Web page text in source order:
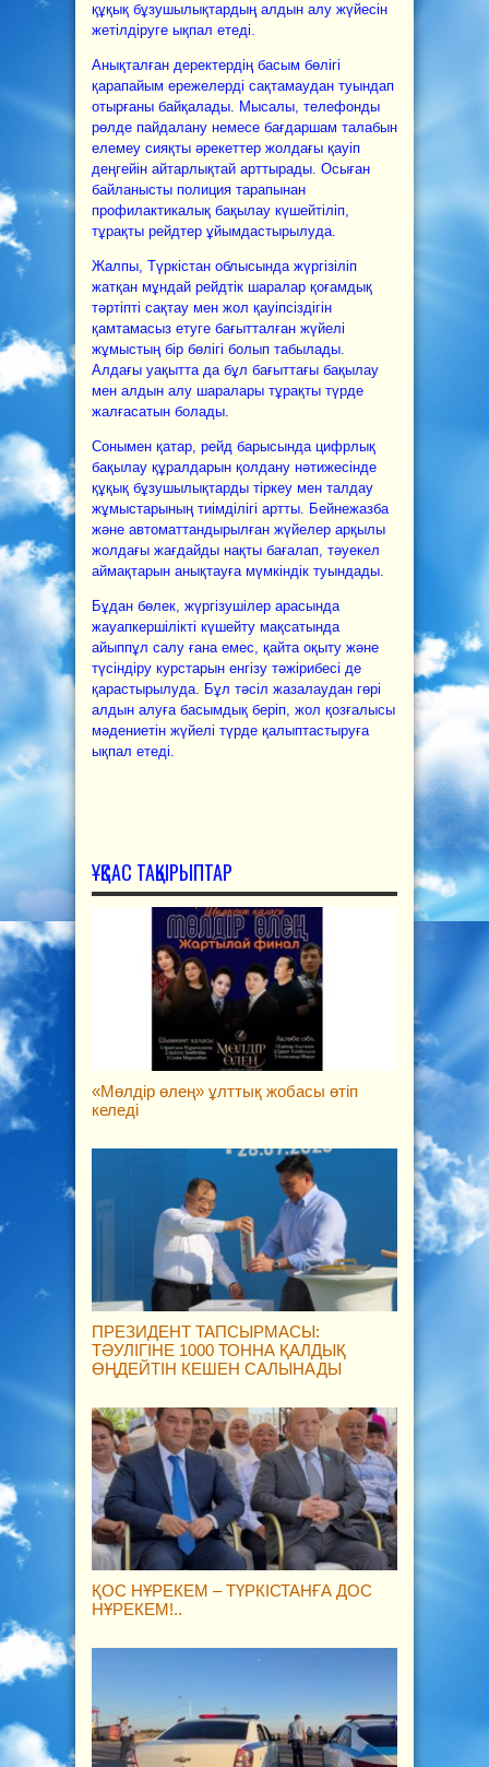
құқық бұзушылықтардың алдын алу жүйесін
жетілдіруге ықпал етеді.
Анықталған деректердің басым бөлігі
қарапайым ережелерді сақтамаудан туындап
отырғаны байқалады. Мысалы, телефонды
рөлде пайдалану немесе бағдаршам талабын
елемеу сияқты әрекеттер жолдағы қауіп
деңгейін айтарлықтай арттырады. Осыған
байланысты полиция тарапынан
профилактикалық бақылау күшейтіліп,
тұрақты рейдтер ұйымдастырылуда.
Жалпы, Түркістан облысында жүргізіліп
жатқан мұндай рейдтік шаралар қоғамдық
тәртіпті сақтау мен жол қауіпсіздігін
қамтамасыз етуге бағытталған жүйелі
жұмыстың бір бөлігі болып табылады.
Алдағы уақытта да бұл бағыттағы бақылау
мен алдын алу шаралары тұрақты түрде
жалғасатын болады.
Сонымен қатар, рейд барысында цифрлық
бақылау құралдарын қолдану нәтижесінде
құқық бұзушылықтарды тіркеу мен талдау
жұмыстарының тиімділігі артты. Бейнежазба
және автоматтандырылған жүйелер арқылы
жолдағы жағдайды нақты бағалап, тәуекел
аймақтарын анықтауға мүмкіндік туындады.
Бұдан бөлек, жүргізушілер арасында
жауапкершілікті күшейту мақсатында
айыппұл салу ғана емес, қайта оқыту және
түсіндіру курстарын енгізу тәжірибесі де
қарастырылуда. Бұл тәсіл жазалаудан гөрі
алдын алуға басымдық беріп, жол қозғалысы
мәдениетін жүйелі түрде қалыптастыруға
ықпал етеді.
ҰҚСАС ТАҚЫРЫПТАР
«Мөлдір өлең» ұлттық жобасы өтіп
келеді
ПРЕЗИДЕНТ ТАПСЫРМАСЫ:
ТӘУЛІГІНЕ 1000 ТОННА ҚАЛДЫҚ
ӨҢДЕЙТІН КЕШЕН САЛЫНАДЫ
ҚОС НҰРЕКЕМ – ТҮРКІСТАНҒА ДОС
НҰРЕКЕМ!..